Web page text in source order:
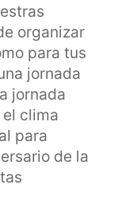
organizar
para tus
jornada
jornada
clima
para
de la